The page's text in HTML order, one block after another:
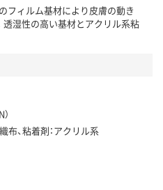
フィルム基材により皮膚の動き
透湿性の高い基材とアクリル系粘
布、粘着剤：アクリル系